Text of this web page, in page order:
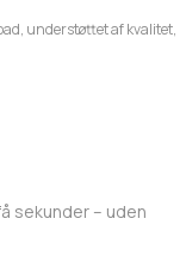
understøttet af kvalitet,
sekunder – uden